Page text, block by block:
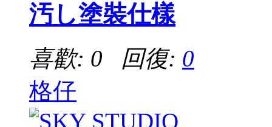
汚し塗裝仕樣
喜歡: 0 回復: 0
格仔